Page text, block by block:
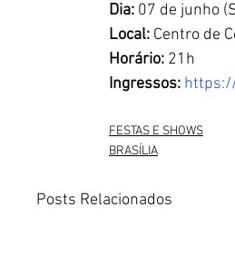
Dia: 07 de junho
Local: Centro de
Horário: 21h
Ingressos:
FESTAS E SHOWS
BRASÍLIA
Posts Relacionados